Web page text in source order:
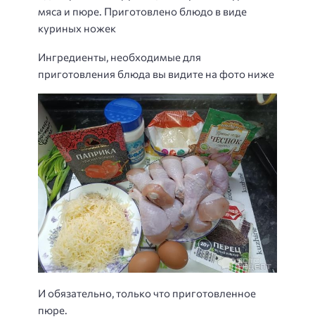
мяса и пюре. Приготовлено блюдо в виде
куриных ножек
Ингредиенты, необходимые для
приготовления блюда вы видите на фото ниже
И обязательно, только что приготовленное
пюре.